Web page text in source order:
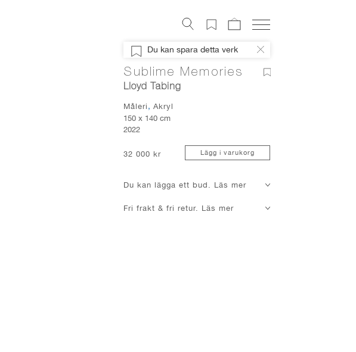
Konstnärer
Bli Medlem
Instagram
About Artely
Du kan spara detta verk
Sublime Memories
Lloyd Tabing
Måleri
Akryl
150 x 140 cm
2022
32 000 kr Lägg i varukorg
Du kan lägga ett bud. Läs mer
Fri frakt & fri retur. Läs mer